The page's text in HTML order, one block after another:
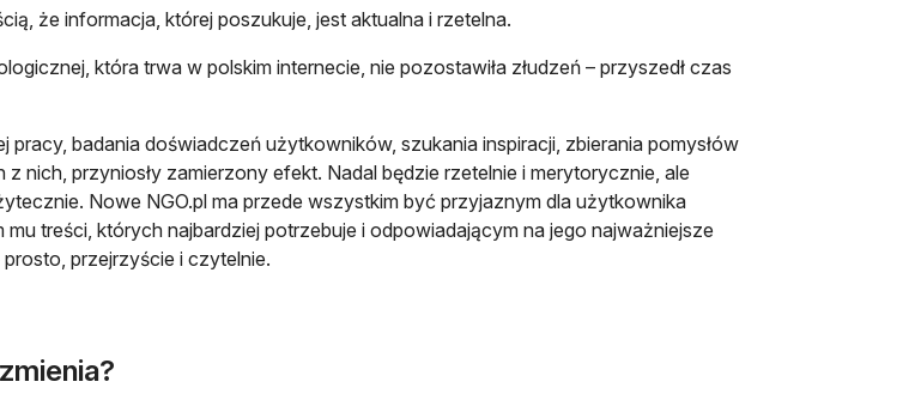
że informacja, której poszukuje, jest aktualna i rzetelna.
która trwa w polskim internecie, nie pozostawiła złudzeń – przyszedł czas
pracy, badania doświadczeń użytkowników, szukania inspiracji, zbierania pomysłów
z nich, przyniosły zamierzony efekt. Nadal będzie rzetelnie i merytorycznie, ale
Nowe NGO.pl ma przede wszystkim być przyjaznym dla użytkownika
treści, których najbardziej potrzebuje i odpowiadającym na jego najważniejsze
przejrzyście i czytelnie.